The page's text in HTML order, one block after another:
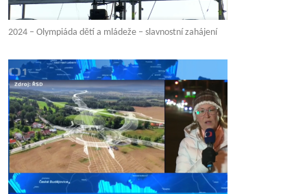
2024 – Olympiáda dětí a mládeže – slavnostní zahájení